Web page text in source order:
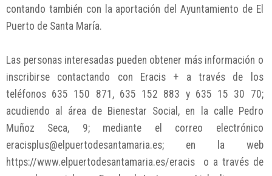
contando también con la aportación del Ayuntamiento de El
Puerto de Santa María.
Las personas interesadas pueden obtener más información o
inscribirse contactando con Eracis + a través de los
teléfonos 635 150 871, 635 152 883 y 635 15 30 70;
acudiendo al área de Bienestar Social, en la calle Pedro
Muñoz Seca, 9; mediante el correo electrónico
eracisplus@elpuertodesantamaria.es; en la web
https://www.elpuertodesantamaria.es/eracis o a través de